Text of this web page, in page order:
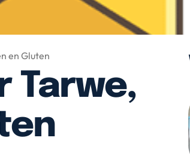
en Gluten
Tarwe,